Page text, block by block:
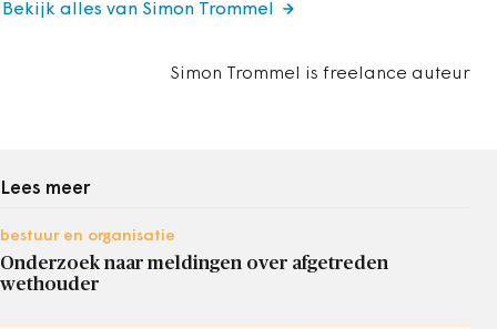
Simon Trommel is freelance auteur
Bekijk alles van Simon Trommel
Lees meer
bestuur en organisatie
Onderzoek naar meldingen over afgetreden
wethouder